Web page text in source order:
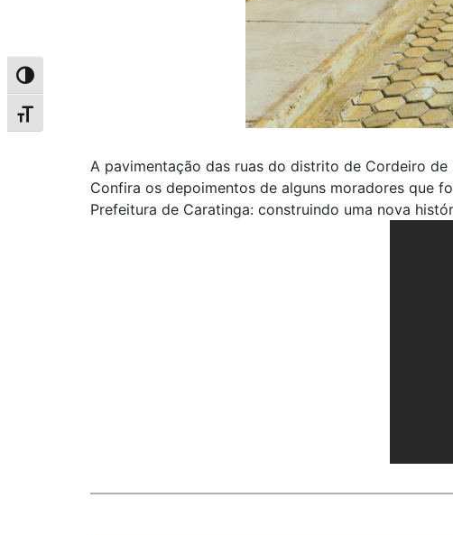
Alternar alto contraste
Alternar tamanho da fonte
A pavimentação das ruas do distrito de Cordeiro
Confira os depoimentos de alguns moradores que
Prefeitura de Caratinga: construindo uma nova